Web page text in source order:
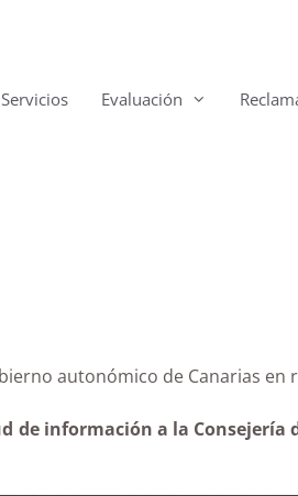
Servicios Evaluación
autonómico de
de información a la